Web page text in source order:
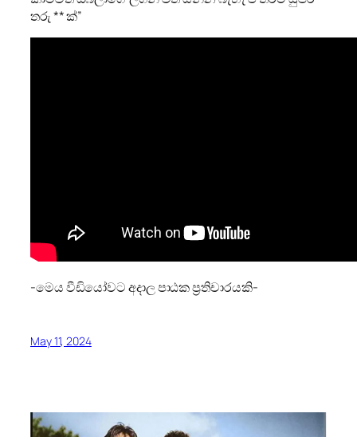
තරු ** ක්”
-මෙය වීඩියෝවට අදාල පාඨක ප්‍රතිචාරයකි-
May 11, 2024